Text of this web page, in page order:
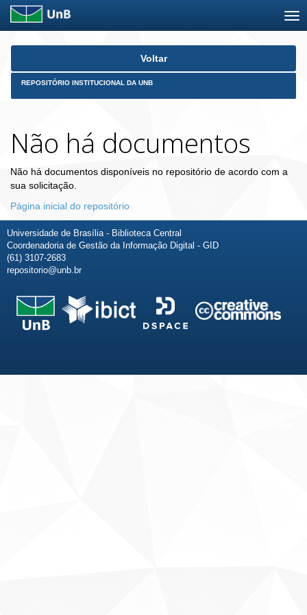
Skip
Voltar
REPOSITÓRIO INSTITUCIONAL DA UNB
Não há documentos
Não há documentos disponíveis no repositório de acordo com a
sua solicitação.
Página inicial do repositório
Universidade de Brasília - Biblioteca Central
Coordenadoria de Gestão da Informação Digital - GID
(61) 3107-2683
repositorio@unb.br